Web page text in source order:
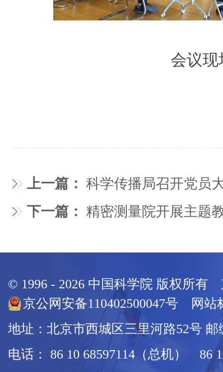
会议现
上一篇： 科学传播局召开党员
下一篇： 精密测量院开展主题
© 1996 - 2026 中国科学院 版权所有
京公网安备110402500047号 网站
地址：北京市西城区三里河路52号 邮
电话： 86 10 68597114（总机） 86